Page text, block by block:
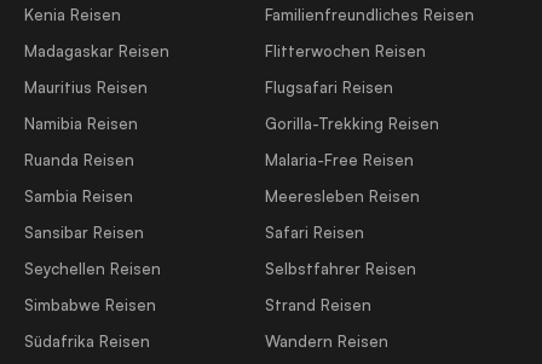
Kenia Reisen
Madagaskar Reisen
Mauritius Reisen
Namibia Reisen
Ruanda Reisen
Sambia Reisen
Sansibar Reisen
Seychellen Reisen
Simbabwe Reisen
Südafrika Reisen
Familienfreundliches Reisen
Flitterwochen Reisen
Flugsafari Reisen
Gorilla-Trekking Reisen
Malaria-Free Reisen
Meeresleben Reisen
Safari Reisen
Selbstfahrer Reisen
Strand Reisen
Wandern Reisen